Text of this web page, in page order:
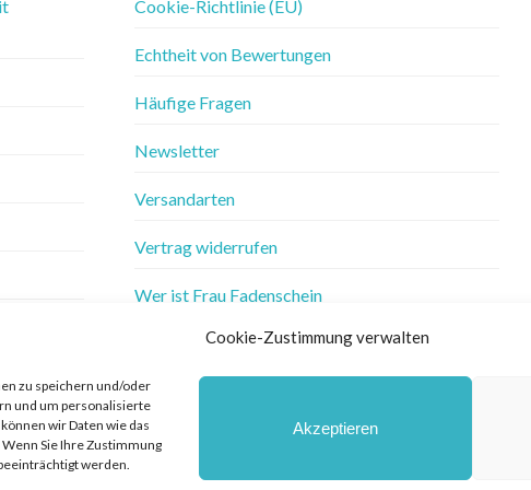
Cookie-Zustimmung verwalten
zu speichern und/oder
und um personalisierte
wir Daten wie das
Sie Ihre Zustimmung
werden.
Akzeptieren
Cookie-Richtlinie (EU)
Echtheit von Bewertungen
Häufige Fragen
Newsletter
Versandarten
Vertrag widerrufen
Wer ist Frau Fadenschein
Widerrufsbelehrung
Zahlungsarten